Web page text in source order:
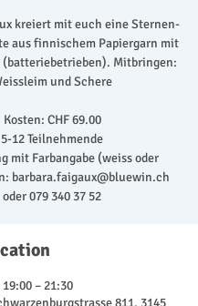
kreiert mit euch eine Sternen-
aus finnischem Papiergarn mit
(batteriebetrieben). Mitbringen:
und Schere
Kosten: CHF 69.00
5-12 Teilnehmende
mit Farbangabe (weiss oder
barbara.faigaux@bluewin.ch
oder 079 340 37 52
– 21:30
811, 3145